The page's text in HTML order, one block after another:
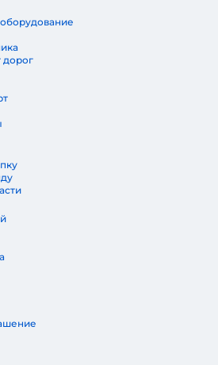
дорог